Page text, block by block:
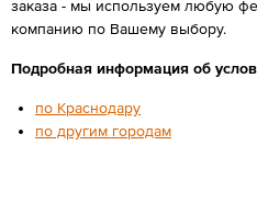
заказа - мы используем любую
компанию по Вашему выбору.
Подробная информация об
по Краснодару
по другим городам